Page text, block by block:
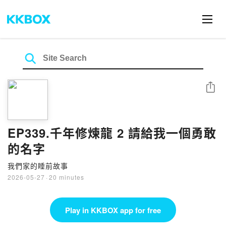
EP339.千年修煉龍 2 請給我一個勇敢
的名字
我們家的睡前故事
2026-05-27 · 20 minutes
Share
Play in KKBOX app for free